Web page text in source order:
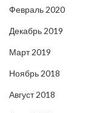
Февраль 2020
Декабрь 2019
Март 2019
Ноябрь 2018
Август 2018